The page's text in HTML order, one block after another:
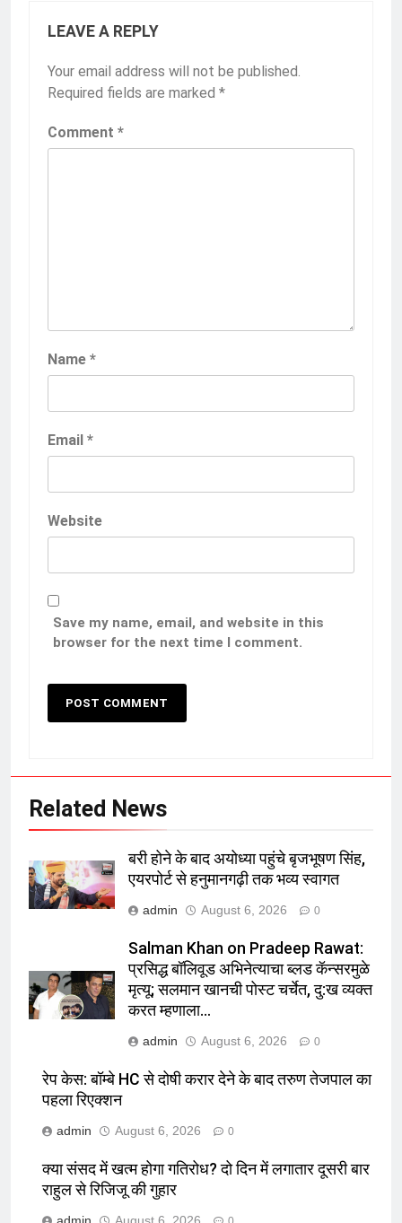
LEAVE A REPLY
Your email address will not be published.
Required fields are marked *
Comment *
Name *
Email *
Website
Save my name, email, and website in this
browser for the next time I comment.
Related News
बरी होने के बाद अयोध्या पहुंचे बृजभूषण सिंह,
एयरपोर्ट से हनुमानगढ़ी तक भव्य स्वागत
admin August 6, 2026 0
Salman Khan on Pradeep Rawat:
प्रसिद्ध बॉलिवूड अभिनेत्याचा ब्लड कॅन्सरमुळे
मृत्यू; सलमान खानची पोस्ट चर्चेत, दु:ख व्यक्त
करत म्हणाला…
admin August 6, 2026 0
रेप केस: बॉम्बे HC से दोषी करार देने के बाद तरुण तेजपाल का
पहला रिएक्शन
admin August 6, 2026 0
क्या संसद में खत्म होगा गतिरोध? दो दिन में लगातार दूसरी बार
राहुल से रिजिजू की गुहार
admin August 6, 2026